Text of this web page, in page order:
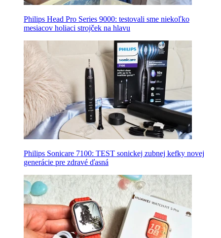
Philips Head Pro Series 9000: testovali sme niekoľko
mesiacov holiaci strojček na hlavu
Philips Sonicare 7100: TEST sonickej zubnej kefky novej
generácie pre zdravé ďasná